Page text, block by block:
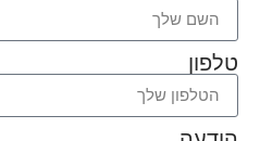
טלפון